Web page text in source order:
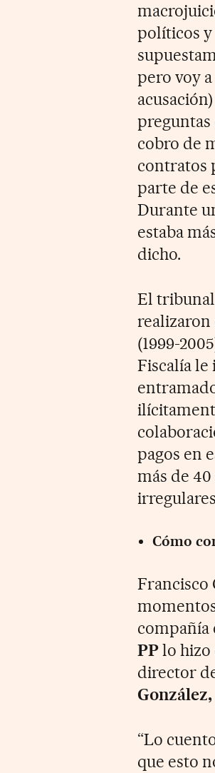
políticos y
pero voy
preguntas
cobro de
contratos
parte de
Durante
estaba
dicho.
El tribunal
realizaron
(1999-
Fiscalía le
pagos en
más de
Cómo
Francisco
compañía
PPlo hizo
director
González,
“Lo
que esto